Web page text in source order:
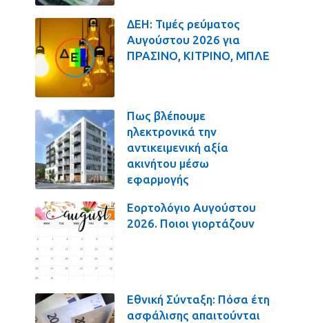
ΔΕΗ: Τιμές ρεύματος
Αυγούστου 2026 για
ΠΡΑΣΙΝΟ, ΚΙΤΡΙΝΟ, ΜΠΛΕ
Πως βλέπουμε
ηλεκτρονικά την
αντικειμενική αξία
ακινήτου μέσω
εφαρμογής
Εορτολόγιο Αυγούστου
2026. Ποιοι γιορτάζουν
Εθνική Σύνταξη: Πόσα έτη
ασφάλισης απαιτούνται